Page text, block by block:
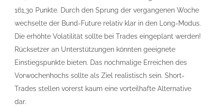
161,30 Punkte. Durch den Sprung der vergangenen Woche
wechselte der Bund-Future relativ klar in den Long-Modus.
Die erhöhte Volatilität sollte bei Trades eingeplant werden!
Rücksetzer an Unterstützungen könnten geeignete
Einstiegspunkte bieten. Das nochmalige Erreichen des
Vorwochenhochs sollte als Ziel realistisch sein. Short-
Trades stellen vorerst kaum eine vorteilhafte Alternative
dar.